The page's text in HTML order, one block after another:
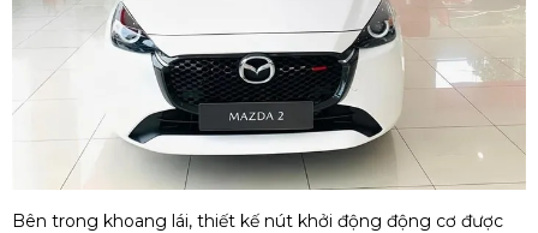
Bên trong khoang lái, thiết kế nút khởi động động cơ được